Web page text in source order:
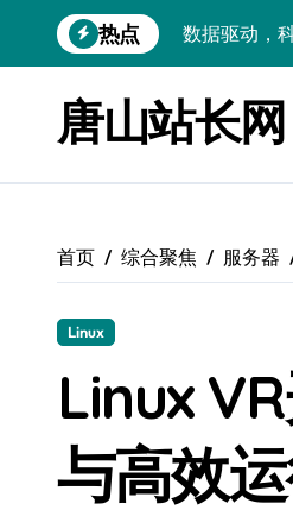
到
热点
VR跨界融合
云计算弹性
数据驱动传
数据驱动下
数据驱动创
云安全护航
唐山站长网
首页 综合聚焦 服务器
Linux
Linux
与高效